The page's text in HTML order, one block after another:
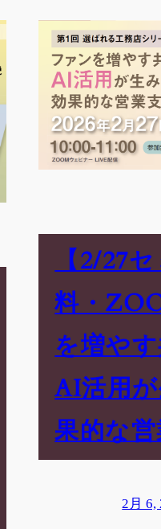
【2/27
料・
を増や
AI活用
果的な
2月 6,